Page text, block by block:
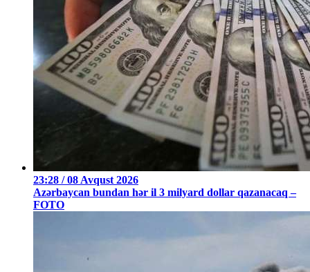
23:28 / 08 Avqust 2026
Azərbaycan bundan hər il 3 milyard dollar qazanacaq –
FOTO